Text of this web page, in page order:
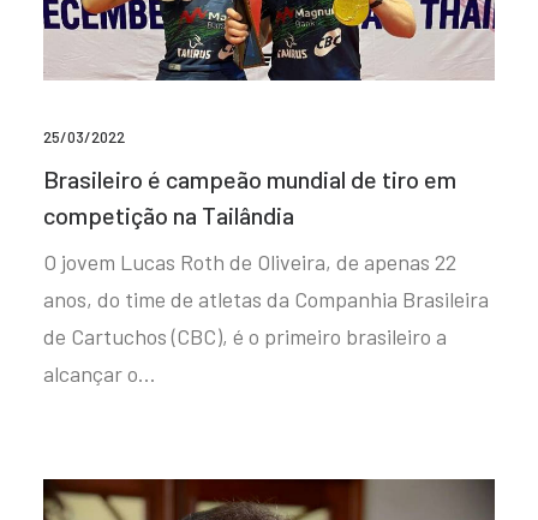
25/03/2022
Brasileiro é campeão mundial de tiro em
competição na Tailândia
O jovem Lucas Roth de Oliveira, de apenas 22
anos, do time de atletas da Companhia Brasileira
de Cartuchos (CBC), é o primeiro brasileiro a
alcançar o…